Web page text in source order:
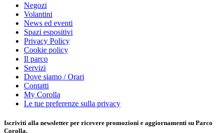
Negozi
Volantini
News ed eventi
Spazi espositivi
Privacy Policy
Cookie policy
Il parco
Servizi
Dove siamo / Orari
Contatti
My Corolla
Le tue preferenze sulla privacy
Iscriviti alla newsletter per ricevere promozioni e aggiornamenti su Parco
Corolla.